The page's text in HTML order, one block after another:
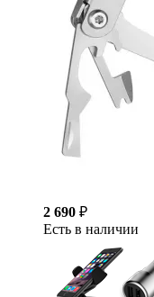
2 690 ₽
Есть в наличии